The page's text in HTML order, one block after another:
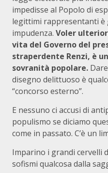
impedisse al Popolo di
legittimi rappresentanti è
impudenza. Voler
vita del Governo del
straperdente Renzi, è
sovranità popolare.
disegno delittuoso è
“concorso esterno”.
E nessuno ci accusi di
populismo se diciamo
come in passato. C’è un
Imparino i grandi cervelli
sofismi qualcosa dalla